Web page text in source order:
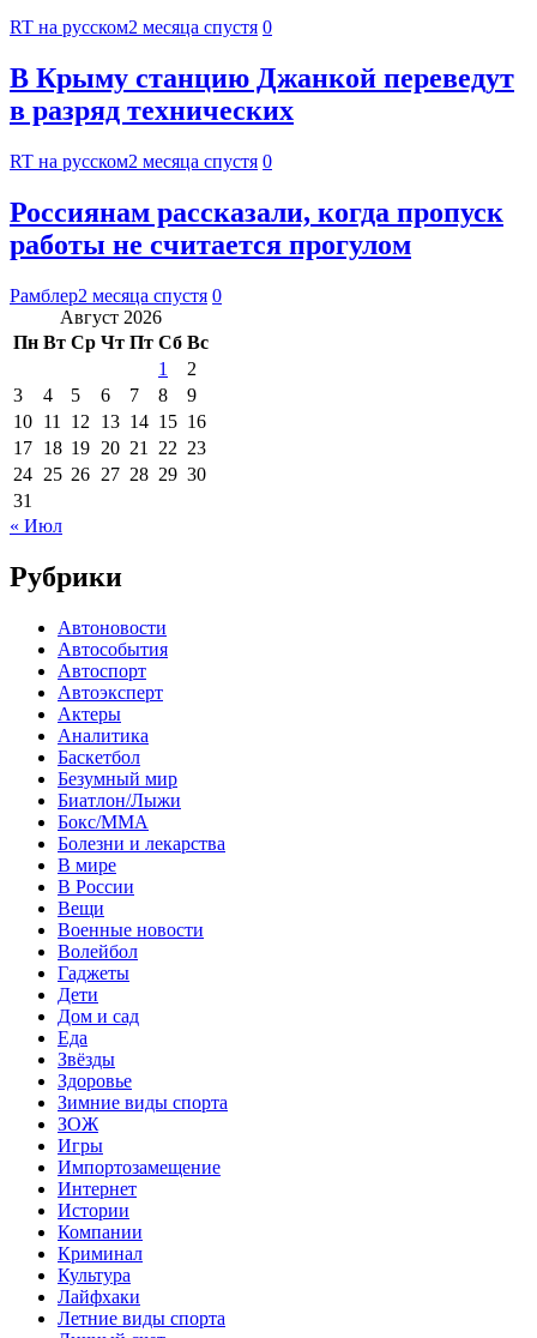
RT на русском2 месяца спустя 0
В Крыму станцию Джанкой переведут
в разряд технических
RT на русском2 месяца спустя 0
Россиянам рассказали, когда пропуск
работы не считается прогулом
Рамблер2 месяца спустя 0
Август 2026
Пн Вт Ср Чт Пт Сб Вс
1
2
3
4 5 6 7 8
9
10 11 12 13 14 15 16
17 18 19 20 21 22 23
24 25 26 27 28 29 30
31
« Июл
Рубрики
Автоновости
Автособытия
Автоспорт
Автоэксперт
Актеры
Аналитика
Баскетбол
Безумный мир
Биатлон/Лыжи
Бокс/MMA
Болезни и лекарства
В мире
В России
Вещи
Военные новости
Волейбол
Гаджеты
Дети
Дом и сад
Еда
Звёзды
Здоровье
Зимние виды спорта
ЗОЖ
Игры
Импортозамещение
Интернет
Истории
Компании
Криминал
Культура
Лайфхаки
Летние виды спорта